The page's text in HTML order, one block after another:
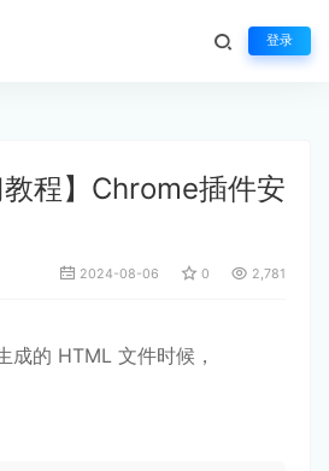
登录
教程】Chrome插件安
2024-08-06 0 2,781
成的 HTML 文件时候，